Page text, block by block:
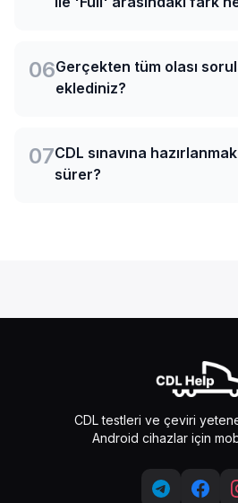
06Gerçekten tüm olası
eklediniz?
07CDL sınavına
sürer?
CDL testleri ve çeviri
Android cihazlar için